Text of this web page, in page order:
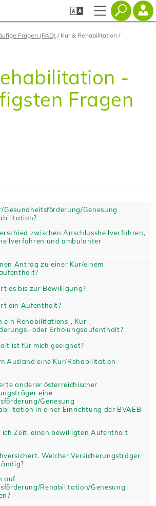
Fragen (FAQ) Kur & Rehabilitation
-
Fragen
Gesundheitsförderung/Genesung
zwischen Anschlussheilverfahren,
und ambulanter
Antrag zu einer Kur/einem
es bis zur Bewilligung?
ein Aufenthalt?
ein Rehabilitations-, Kur-,
oder Erholungsaufenthalt?
ist für mich geeignet?
Ausland eine Kur/Rehabilitation
anderer österreichischer
eine
Genesung
in einer Einrichtung der BVAEB
ich Zeit, einen bewilligten Aufenthalt
Welcher Versicherungsträger
auf
Rehabilitation/Genesung